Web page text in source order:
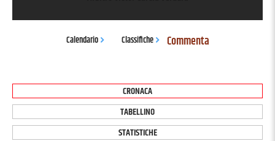
Calendario Classifiche Commenta
CRONACA
TABELLINO
STATISTICHE